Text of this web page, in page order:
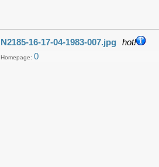
N2185-16-17-04-1983-007.jpg hot!
Homepage: 0